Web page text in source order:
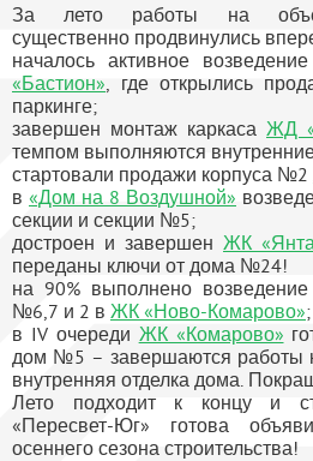
За лето работы на
существенно продвинулись
началось активное
«Бастион» , где открылись
паркинге;
завершен монтаж каркаса ЖД
темпом выполняются
стартовали продажи корпуса №2
в «Дом на 8 Воздушной»
секции и секции №5;
достроен и завершен ЖК
переданы ключи от дома №24!
на 90% выполнено
№6,7 и 2 в ЖК «Ново-Комарово»;
в IV очереди ЖК «Комарово»
дом №5 – завершаются работы
внутренняя отделка дома.
Лето подходит к концу и
«Пересвет-Юг» готова
осеннего сезона строительства!